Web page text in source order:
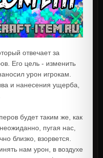
отвечает за
Его цель - изменить
урон игрокам.
и нанесения ущерба,
будет таким же, как
пугая нас,
близко, взорвется.
нам урон, в воздухе